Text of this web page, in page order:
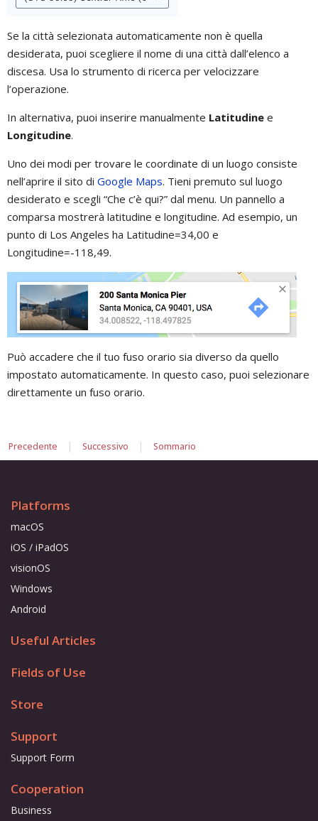
Se la città selezionata automaticamente non è quella
desiderata, puoi scegliere il nome di una città dall’elenco a
discesa. Usa lo strumento di ricerca per velocizzare
l’operazione.
In alternativa, puoi inserire manualmente Latitudine e
Longitudine.
Uno dei modi per trovare le coordinate di un luogo consiste
nell’aprire il sito di Google Maps. Tieni premuto sul luogo
desiderato e scegli “Che c’è qui?” dal menu. Un pannello a
comparsa mostrerà latitudine e longitudine. Ad esempio, un
punto di Los Angeles ha Latitudine=34,00 e
Longitudine=-118,49.
Può accadere che il tuo fuso orario sia diverso da quello
impostato automaticamente. In questo caso, puoi selezionare
direttamente un fuso orario.
Precedente | Successivo | Sommario
Platforms
macOS
iOS / iPadOS
visionOS
Windows
Android
Useful Articles
Fields of Use
Store
Support
Support Form
Cooperation
Business